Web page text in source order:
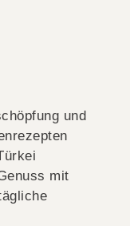
und
mit